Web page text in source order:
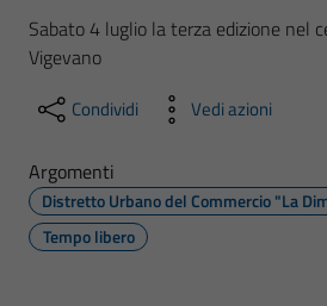
Sabato 4 luglio la terza edizione nel
Vigevano
Condividi Vedi azioni
Argomenti
Distretto Urbano del Commercio "La
Tempo libero